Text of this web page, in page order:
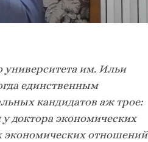
университета им. Ильи
единственным
кандидатов аж трое:
доктора экономических
экономических отношений